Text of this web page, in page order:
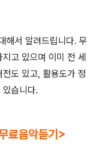
해서 알려드립니다. 무
고 있으며 이미 전 세
도 있고, 활용도가 정
있습니다.
료음악듣기>